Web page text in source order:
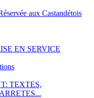
aux Castandétois
EN SERVICE
TEXTES,